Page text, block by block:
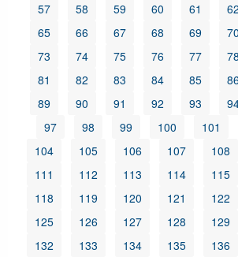
57
58 59 60 61 62
65
66 67 68 69 70
73
74 75 76 77 78
81
82 83 84 85
89
90 91 92 93
97
98 99 100 101
104
105 106 107 108
111
112 113 114 115
118
119 120 121 122
125
126 127 128 129
132
133 134 135 136